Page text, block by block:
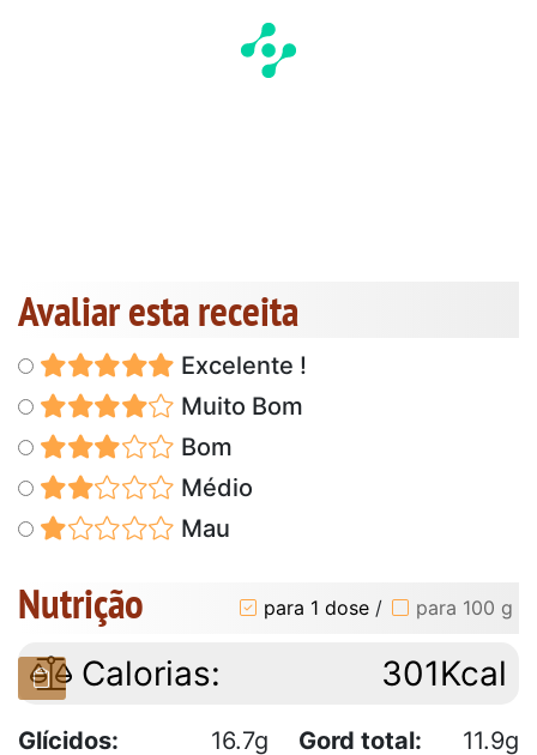
Avaliar esta receita
Excelente !
Muito Bom
Bom
Médio
Mau
Nutrição para 1 dose / para 100 g
Calorias: 301Kcal
Glícidos: 16.7g Gord total:
11.9g